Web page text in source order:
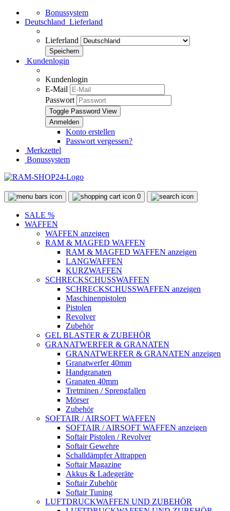
Bonussystem
Deutschland Lieferland
Lieferland
Kundenlogin
Kundenlogin
E-Mail
Passwort
Toggle Password View
Konto erstellen
Passwort vergessen?
Merkzettel
Bonussystem
0
SALE %
WAFFEN
WAFFEN anzeigen
RAM & MAGFED WAFFEN
RAM & MAGFED WAFFEN anzeigen
LANGWAFFEN
KURZWAFFEN
SCHRECKSCHUSSWAFFEN
SCHRECKSCHUSSWAFFEN anzeigen
Maschinenpistolen
Pistolen
Revolver
Zubehör
GEL BLASTER & ZUBEHÖR
GRANATWERFER & GRANATEN
GRANATWERFER & GRANATEN anzeigen
Granatwerfer 40mm
Handgranaten
Granaten 40mm
Tretminen / Sprengfallen
Mörser
Zubehör
SOFTAIR / AIRSOFT WAFFEN
SOFTAIR / AIRSOFT WAFFEN anzeigen
Softair Pistolen / Revolver
Softair Gewehre
Schalldämpfer Attrappen
Softair Magazine
Akkus & Ladegeräte
Softair Zubehör
Softair Tuning
LUFTDRUCKWAFFEN UND ZUBEHÖR